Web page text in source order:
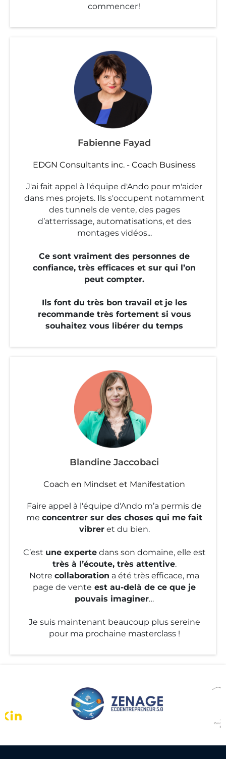
commencer !
Fabienne Fayad
EDGN Consultants inc. - Coach Business
J'ai fait appel à l'équipe d'Ando pour m'aider
dans mes projets. Ils s'occupent notamment
des tunnels de vente, des pages
d’atterrissage, automatisations, et des
montages vidéos...
Ce sont vraiment des personnes de
confiance, très efficaces et sur qui l’on
peut compter.
Ils font du très bon travail et je les
recommande très fortement si vous
souhaitez vous libérer du temps
Blandine Jaccobaci
Coach en Mindset et Manifestation
Faire appel à l'équipe d'Ando m’a permis de
me concentrer sur des choses qui me fait
vibreret du bien.
C’est une expertedans son domaine, elle est
très à l’écoute, très attentive.
Notre collaboration a été très efficace, ma
page de vente est au-delà de ce que je
pouvais imaginer…
Je suis maintenant beaucoup plus sereine
pour ma prochaine masterclass !